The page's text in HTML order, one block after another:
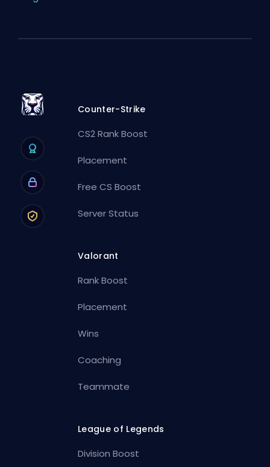
Counter-Strike
CS2 Rank Boost
Placement
Free CS Boost
Server Status
Valorant
Rank Boost
Placement
Wins
Coaching
Teammate
League of Legends
Division Boost